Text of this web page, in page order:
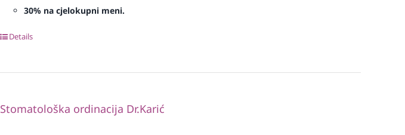
30% na cjelokupni meni.
Details
Stomatološka ordinacija Dr.Karić